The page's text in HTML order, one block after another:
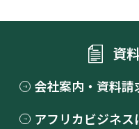
資
会社案内・資料請
アフリカビジネ